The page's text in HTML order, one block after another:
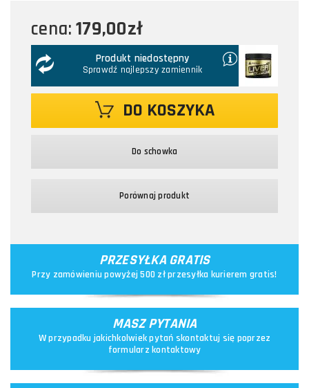
cena: 179,00zł
Produkt niedostępny
Sprawdź najlepszy zamiennik
DO KOSZYKA
Do schowka
Porównaj produkt
PRZESYŁKA GRATIS
Przy zamówieniu powyżej 500 zł przesyłka kurierem gratis!
MASZ PYTANIA
W przypadku jakichkolwiek pytań skontaktuj się poprzez
formularz kontaktowy